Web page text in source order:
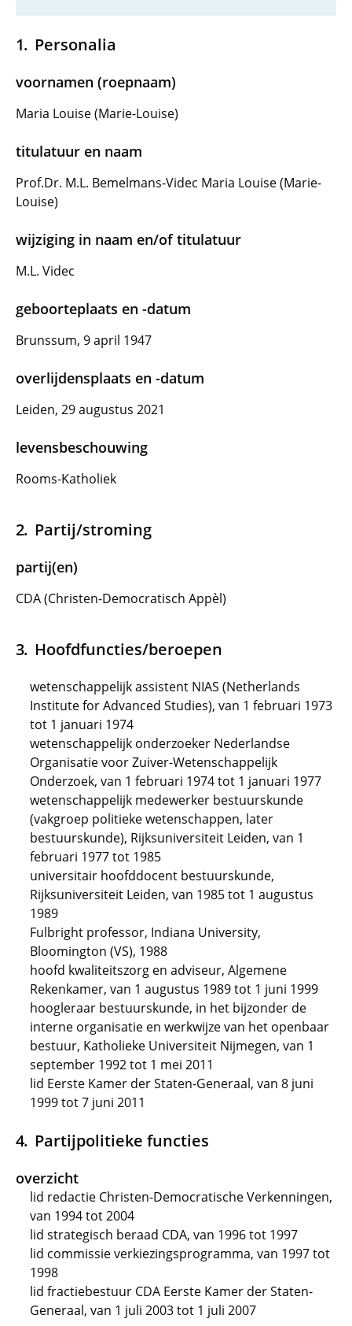
Personalia
voornamen (roepnaam)
Maria Louise (Marie-Louise)
titulatuur en naam
Prof.Dr. M.L. Bemelmans-Videc Maria Louise (Marie-
Louise)
wijziging in naam en/of titulatuur
M.L. Videc
geboorteplaats en -datum
Brunssum, 9 april 1947
overlijdensplaats en -datum
Leiden, 29 augustus 2021
levensbeschouwing
Rooms-Katholiek
Partij/stroming
partij(en)
CDA (Christen-Democratisch Appèl)
Hoofdfuncties/beroepen
wetenschappelijk assistent NIAS (Netherlands
Institute for Advanced Studies), van 1 februari 1973
tot 1 januari 1974
wetenschappelijk onderzoeker Nederlandse
Organisatie voor Zuiver-Wetenschappelijk
Onderzoek, van 1 februari 1974 tot 1 januari 1977
wetenschappelijk medewerker bestuurskunde
(vakgroep politieke wetenschappen, later
bestuurskunde), Rijksuniversiteit Leiden, van 1
februari 1977 tot 1985
universitair hoofddocent bestuurskunde,
Rijksuniversiteit Leiden, van 1985 tot 1 augustus
1989
Fulbright professor, Indiana University,
Bloomington (VS), 1988
hoofd kwaliteitszorg en adviseur, Algemene
Rekenkamer, van 1 augustus 1989 tot 1 juni 1999
hoogleraar bestuurskunde, in het bijzonder de
interne organisatie en werkwijze van het openbaar
bestuur, Katholieke Universiteit Nijmegen, van 1
september 1992 tot 1 mei 2011
lid Eerste Kamer der Staten-Generaal, van 8 juni
1999 tot 7 juni 2011
Partijpolitieke functies
overzicht
lid redactie Christen-Democratische Verkenningen,
van 1994 tot 2004
lid strategisch beraad CDA, van 1996 tot 1997
lid commissie verkiezingsprogramma, van 1997 tot
1998
lid fractiebestuur CDA Eerste Kamer der Staten-
Generaal, van 1 juli 2003 tot 1 juli 2007